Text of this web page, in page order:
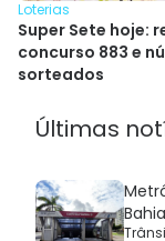
Loterias
Super Sete hoje:
concurso 883 e
sorteados
Últimas